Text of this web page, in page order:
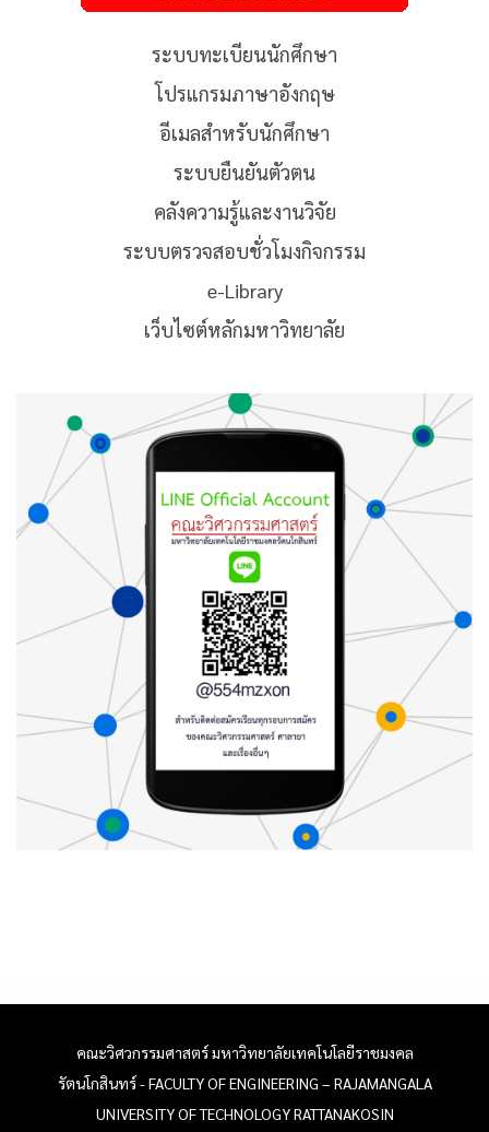
ระบบทะเบียนนักศึกษา
โปรแกรมภาษาอังกฤษ
อีเมลสำหรับนักศึกษา
ระบบยืนยันตัวตน
คลังความรู้และงานวิจัย
ระบบตรวจสอบชั่วโมงกิจกรรม
e-Library
เว็บไซต์หลักมหาวิทยาลัย
คณะวิศวกรรมศาสตร์ มหาวิทยาลัยเทคโนโลยีราชมงคล
รัตนโกสินทร์ - FACULTY OF ENGINEERING – RAJAMANGALA
UNIVERSITY OF TECHNOLOGY RATTANAKOSIN